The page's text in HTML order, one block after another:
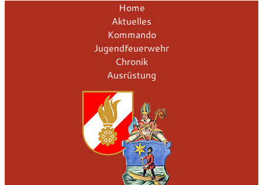
Home
Aktuelles
Kommando
Jugendfeuerwehr
Chronik
Ausrüstung